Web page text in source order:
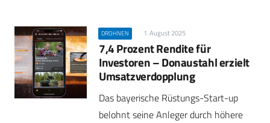
DROHNEN 1. August 2025
7,4 Prozent Rendite für
Investoren – Donaustahl erzielt
Umsatzverdopplung
Das bayerische Rüstungs-Start-up
belohnt seine Anleger durch höhere